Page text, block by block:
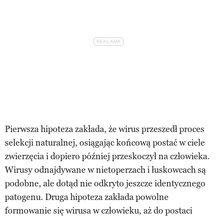
Pierwsza hipoteza zakłada, że wirus przeszedł proces
selekcji naturalnej, osiągając końcową postać w ciele
zwierzęcia i dopiero później przeskoczył na człowieka.
Wirusy odnajdywane w nietoperzach i łuskowcach są
podobne, ale dotąd nie odkryto jeszcze identycznego
patogenu. Druga hipoteza zakłada powolne
formowanie się wirusa w człowieku, aż do postaci